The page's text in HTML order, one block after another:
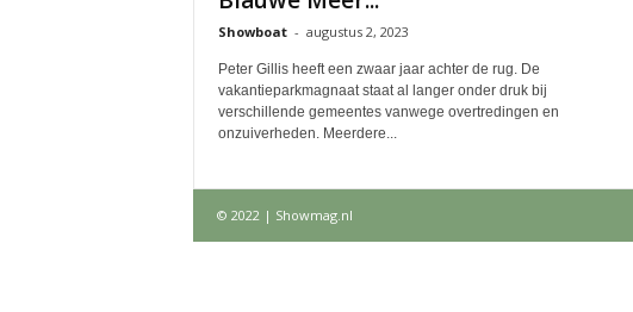
Showboat - augustus 2, 2023
Peter Gillis heeft een zwaar jaar achter de rug. De
vakantieparkmagnaat staat al langer onder druk bij
verschillende gemeentes vanwege overtredingen en
onzuiverheden. Meerdere...
© 2022 | Showmag.nl